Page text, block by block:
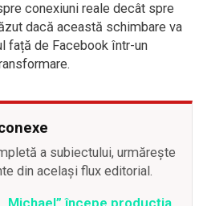
conexiuni reale decât spre
dacă această schimbare va
față de Facebook într-un
a subiectului, urmărește
din același flux editorial.
începe producția,